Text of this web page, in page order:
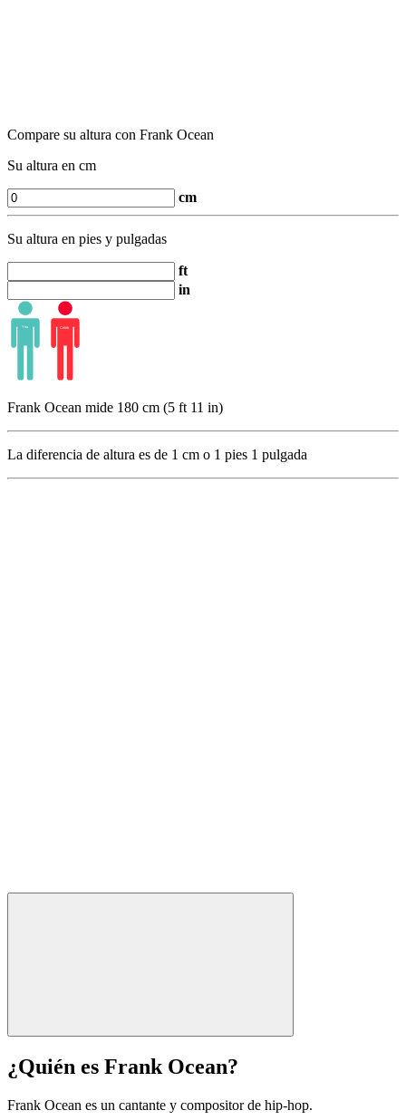
Compare su altura con Frank Ocean
Su altura en cm
cm
Su altura en pies y pulgadas
ft
in
Frank Ocean mide 180 cm (5 ft 11 in)
La diferencia de altura es de 1 cm o 1 pies 1 pulgada
¿Quién es Frank Ocean?
Frank Ocean es un cantante y compositor de hip-hop.